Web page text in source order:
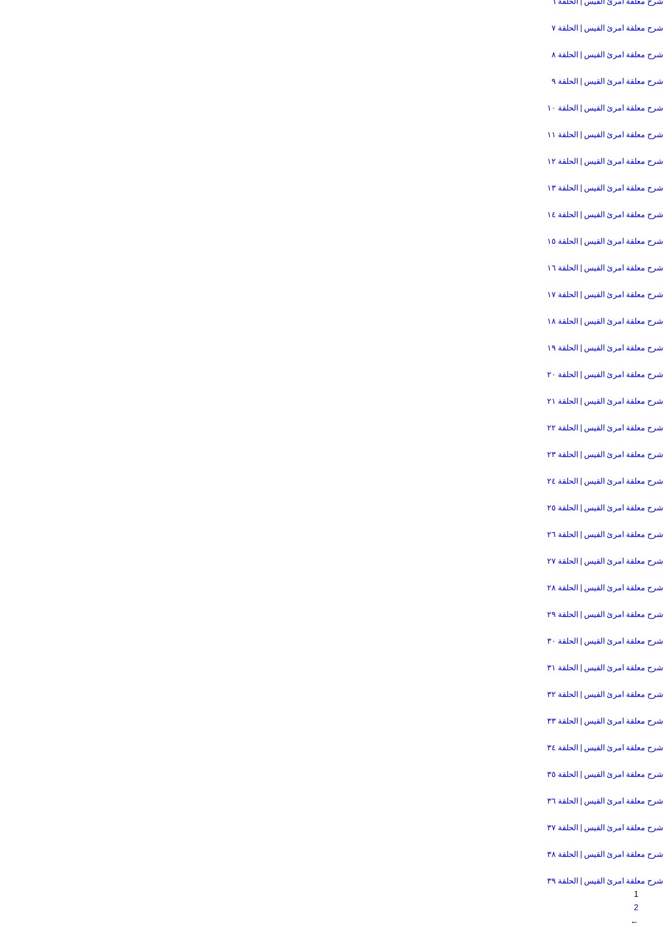
شرح معلقة امرئ القيس | الحلقة ٧
شرح معلقة امرئ القيس | الحلقة ۸
شرح معلقة امرئ القيس | الحلقة ۹
شرح معلقة امرئ القيس | الحلقة ١٠
شرح معلقة امرئ القيس | الحلقة ١١
شرح معلقة امرئ القيس | الحلقة ١٢
شرح معلقة امرئ القيس | الحلقة ١٣
شرح معلقة امرئ القيس | الحلقة ١٤
شرح معلقة امرئ القيس | الحلقة ١٥
شرح معلقة امرئ القيس | الحلقة ١٦
شرح معلقة امرئ القيس | الحلقة ١٧
شرح معلقة امرئ القيس | الحلقة ١٨
شرح معلقة امرئ القيس | الحلقة ١٩
شرح معلقة امرئ القيس | الحلقة ۲۰
شرح معلقة امرئ القيس | الحلقة ۲١
شرح معلقة امرئ القيس | الحلقة ۲۲
شرح معلقة امرئ القيس | الحلقة ٢٣
شرح معلقة امرئ القيس | الحلقة ٢٤
شرح معلقة امرئ القيس | الحلقة ٢٥
شرح معلقة امرئ القيس | الحلقة ٢٦
شرح معلقة امرئ القيس | الحلقة ٢٧
شرح معلقة امرئ القيس | الحلقة ٢۸
شرح معلقة امرئ القيس | الحلقة ٢۹
شرح معلقة امرئ القيس | الحلقة ٣٠
شرح معلقة امرئ القيس | الحلقة ٣١
شرح معلقة امرئ القيس | الحلقة ٣٢
شرح معلقة امرئ القيس | الحلقة ٣٣
شرح معلقة امرئ القيس | الحلقة ٣٤
شرح معلقة امرئ القيس | الحلقة ٣٥
شرح معلقة امرئ القيس | الحلقة ٣٦
شرح معلقة امرئ القيس | الحلقة ٣٧
شرح معلقة امرئ القيس | الحلقة ٣۸
شرح معلقة امرئ القيس | الحلقة ٣۹
1
2
←